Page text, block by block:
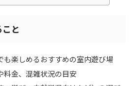
と
も楽しめるおすすめの室内遊び場
料金、混雑状況の目安